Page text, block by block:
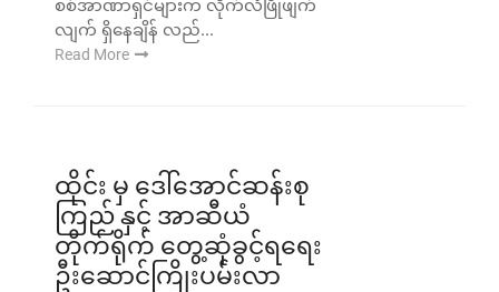
စစ်အာဏာရှင်များက လိုက်လံဖြိုဖျက်
လျက် ရှိနေချိန် လည်...
Read More
ထိုင်း မှ ‌ဒေါ်အောင်ဆန်းစု
ကြည် နှင့် အာဆီယံ
တိုက်ရိုက် ‌တွေ့ဆုံခွင့်ရရေး
ဦးဆောင်ကြိုးပမ်းလာ